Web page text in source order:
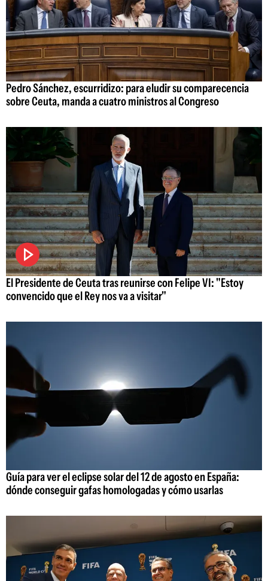
Pedro Sánchez, escurridizo: para eludir su comparecencia
sobre Ceuta, manda a cuatro ministros al Congreso
El Presidente de Ceuta tras reunirse con Felipe VI: "Estoy
convencido que el Rey nos va a visitar"
Guía para ver el eclipse solar del 12 de agosto en España:
dónde conseguir gafas homologadas y cómo usarlas